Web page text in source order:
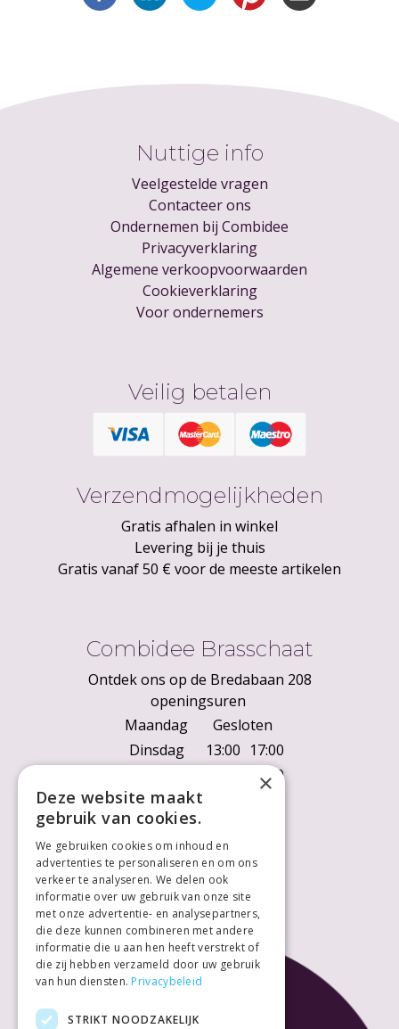
Nuttige info
Veelgestelde vragen
Contacteer ons
Ondernemen bij Combidee
Privacyverklaring
Algemene verkoopvoorwaarden
Cookieverklaring
Voor ondernemers
Veilig betalen
Verzendmogelijkheden
Gratis afhalen in winkel
Levering bij je thuis
Gratis vanaf 50 € voor de meeste artikelen
Combidee Brasschaat
Ontdek ons op de Bredabaan 208
openingsuren
Maandag
Gesloten
Dinsdag
13:00 17:00
18:00
Donderdag
Vrijdag
Zaterdag
10:00
Zondag
Gesloten
×
Deze website maakt
gebruik van cookies.
We gebruiken cookies om inhoud en
advertenties te personaliseren en om ons
verkeer te analyseren. We delen ook
informatie over uw gebruik van onze site
met onze advertentie- en analysepartners,
die deze kunnen combineren met andere
informatie die u aan hen heeft verstrekt of
die zij hebben verzameld door uw gebruik
van hun diensten. Privacybeleid
STRIKT NOODZAKELIJK